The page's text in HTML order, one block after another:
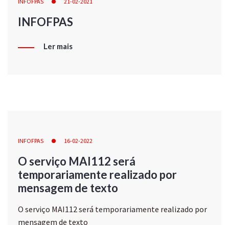
INFOFPAS
Ler mais
INFOFPAS 16-02-2022
O serviço MAI112 será
temporariamente realizado por
mensagem de texto
O serviço MAI112 será temporariamente realizado por
mensagem de texto